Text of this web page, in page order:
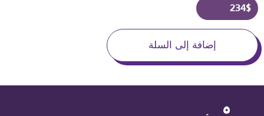
234$
إضافة إلى السلة